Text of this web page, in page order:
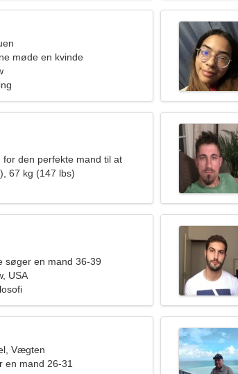
møde en kvinde
for den perfekte mand til at
67 kg (147 lbs)
søger en mand 36-39
USA
Vægten
en mand 26-31